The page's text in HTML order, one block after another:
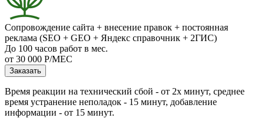
Сопровождение сайта + внесение правок + постоянная
реклама (SEO + GEO + Яндекс справочник + 2ГИС)
До 100 часов работ в мес.
от 30 000 Р/МЕС
Заказать
Время реакции на технический сбой - от 2х минут, среднее
время устранение неполадок - 15 минут, добавление
информации - от 15 минут.